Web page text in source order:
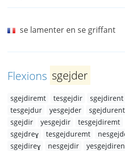
se lamenter en se griffant
Flexions sgejder
sgejdiremt tesgejdir sgejdirent
tesgejdur
yesgejder sgejdurent
sgejdir
yesgejdir tesgejdiremt
sgejdreɣ
tesgejduremt
sgejdireɣ
nesgejdir yesgejdiren